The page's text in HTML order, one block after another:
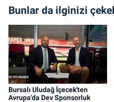
Bunlar da ilginizi
Bursalı Uludağ İçecek'ten
Avrupa'da Dev Sponsorluk